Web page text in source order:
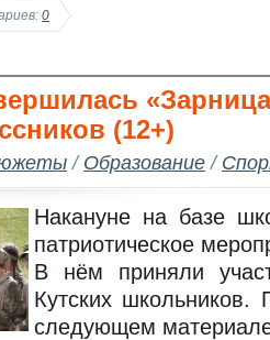
0
(12+)
/Образование/
Накануне на базе
патриотическое
В нём приняли
Кутских
следующем